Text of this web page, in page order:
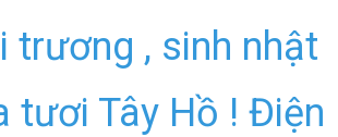
trương , sinh nhật
tươi Tây Hồ ! Điện